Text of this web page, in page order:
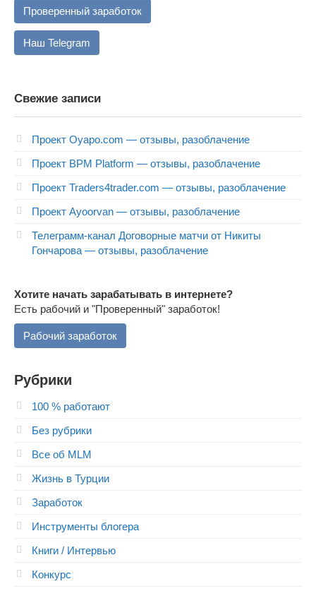
Проверенный заработок
Наш Telegram
Свежие записи
Проект Oyapo.com — отзывы, разоблачение
Проект BPM Platform — отзывы, разоблачение
Проект Traders4trader.com — отзывы, разоблачение
Проект Ayoorvan — отзывы, разоблачение
Телеграмм-канал Договорные матчи от Никиты
Гончарова — отзывы, разоблачение
Хотите начать зарабатывать в интернете?
Есть рабочий и "Проверенный" заработок!
Рабочий заработок
Рубрики
100 % работают
Без рубрики
Все об MLM
Жизнь в Турции
Заработок
Инструменты блогера
Книги / Интервью
Конкурс